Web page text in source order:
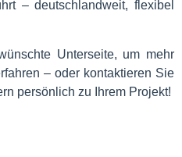
– deutschlandweit, flexibel
Unterseite, um mehr
– oder kontaktieren Sie
persönlich zu Ihrem Projekt!